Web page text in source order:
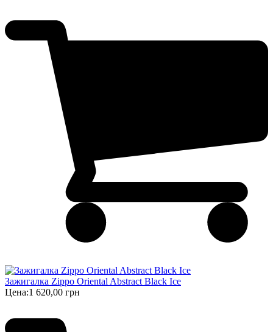
Зажигалка Zippo Oriental Abstract Black Ice
Цена:1 620,00 грн